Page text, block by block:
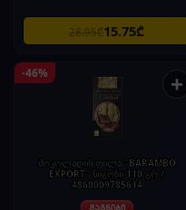
28.95₾15.75₾
-46% +
შოკოლადის ფილა "BARAMBO
EXPORT" ნიგოზი 110 გრ /
4860009785614